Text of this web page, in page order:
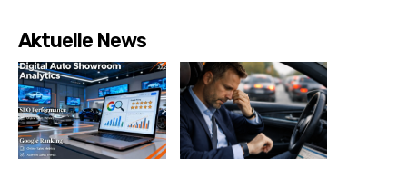
Aktuelle News